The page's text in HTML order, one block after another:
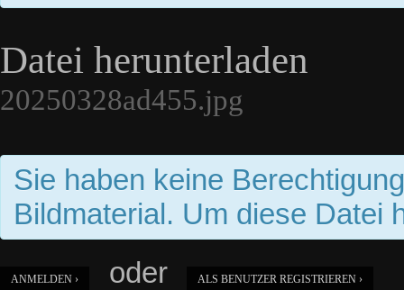
Datei herunterladen
20250328ad455.jpg
Sie haben keine
Bildmaterial. Um diese Datei
ANMELDEN › oder ALS BENUTZER REGISTRIEREN ›